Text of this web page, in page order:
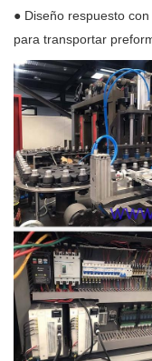
● Diseño respuesto
para transportar